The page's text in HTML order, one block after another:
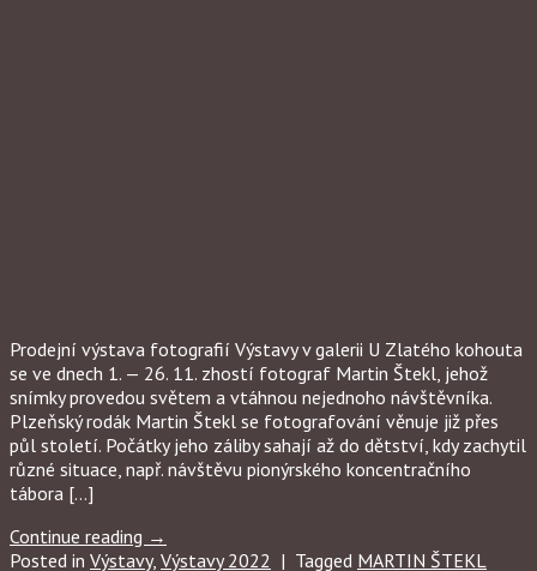
Prodejní výstava fotografií Výstavy v galerii U Zlatého kohouta
se ve dnech 1. — 26. 11. zhostí fotograf Martin Štekl, jehož
snímky provedou světem a vtáhnou nejednoho návštěvníka.
Plzeňský rodák Martin Štekl se fotografování věnuje již přes
půl století. Počátky jeho záliby sahají až do dětství, kdy zachytil
různé situace, např. návštěvu pionýrského koncentračního
tábora […]
Continue reading →
Posted in Výstavy, Výstavy 2022 | Tagged MARTIN ŠTEKL